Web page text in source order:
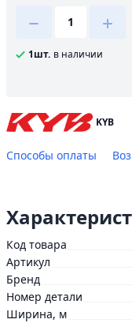
1шт. в наличии
KYB
Способы оплаты
Код товара
Артикул
Бренд
Номер детали
Ширина, м